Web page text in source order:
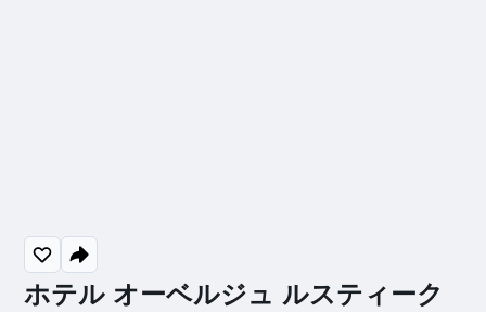
ホテル オーベルジュ ルスティーク